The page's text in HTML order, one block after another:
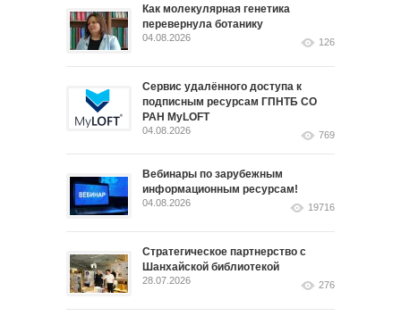
Как молекулярная генетика
перевернула ботанику
04.08.2026 126
Сервис удалённого доступа к
подписным ресурсам ГПНТБ СО
РАН MyLOFT
04.08.2026 769
Вебинары по зарубежным
информационным ресурсам!
04.08.2026 19716
Стратегическое партнерство с
Шанхайской библиотекой
28.07.2026 276